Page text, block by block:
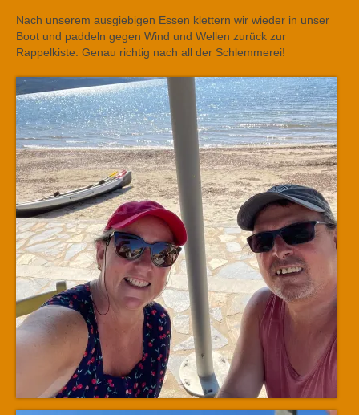
Nach unserem ausgiebigen Essen klettern wir wieder in unser
Boot und paddeln gegen Wind und Wellen zurück zur
Rappelkiste. Genau richtig nach all der Schlemmerei!